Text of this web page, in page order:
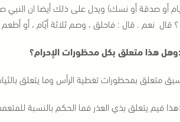
أو صدقة أو نسك) ويدل على ذلك أيضا ان النبي
قال نعم . قال : فاحلق ، وصم ثلاثة أيّام ، أو
هذا متعلق بكل محظورات الإحرام؟
متعلق بمحظورات تغطية الرأس وما يتعلق
فيم يتعلق بذي العذر فما الحكم بالنسبة